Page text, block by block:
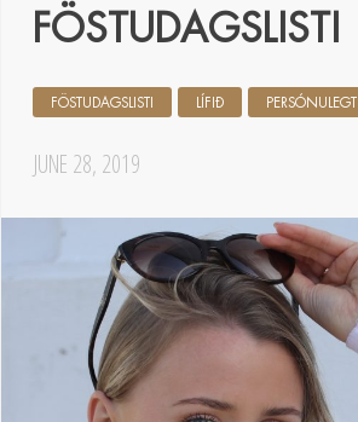
FÖSTUDAGSLISTI
JUNE 28, 2019
FÖSTUDAGSLISTI LÍFIÐ PERSÓNULEGT